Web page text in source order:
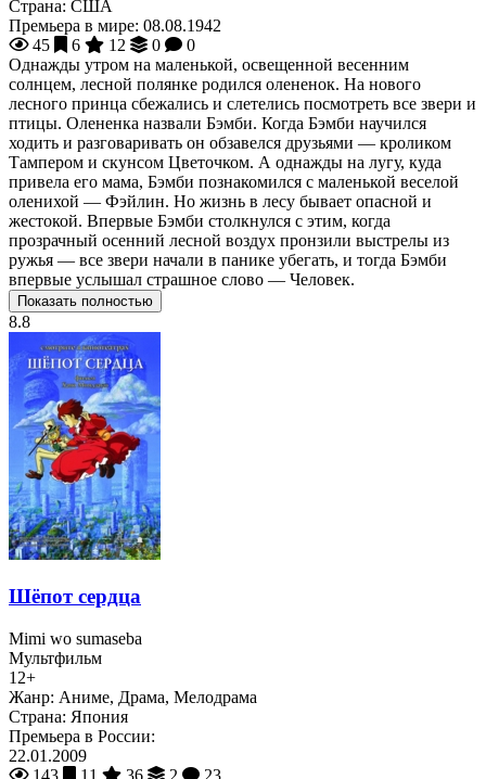
Страна: США
Премьера в мире: 08.08.1942
45
6 12 0
0
Однажды утром на маленькой, освещенной весенним
солнцем, лесной полянке родился олененок. На нового
лесного принца сбежались и слетелись посмотреть все звери и
птицы. Олененка назвали Бэмби. Когда Бэмби научился
ходить и разговаривать он обзавелся друзьями — кроликом
Тампером и скунсом Цветочком. А однажды на лугу, куда
привела его мама, Бэмби познакомился с маленькой веселой
оленихой — Фэйлин. Но жизнь в лесу бывает опасной и
жестокой. Впервые Бэмби столкнулся с этим, когда
прозрачный осенний лесной воздух пронзили выстрелы из
ружья — все звери начали в панике убегать, и тогда Бэмби
впервые услышал страшное слово — Человек.
Показать полностью
8.8
Шёпот сердца
Mimi wo sumaseba
Мультфильм
12+
Жанр: Аниме, Драма, Мелодрама
Страна: Япония
Премьера в России:
22.01.2009
143
11 36 2 23